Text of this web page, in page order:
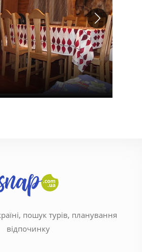
пошук турів, планування
відпочинку